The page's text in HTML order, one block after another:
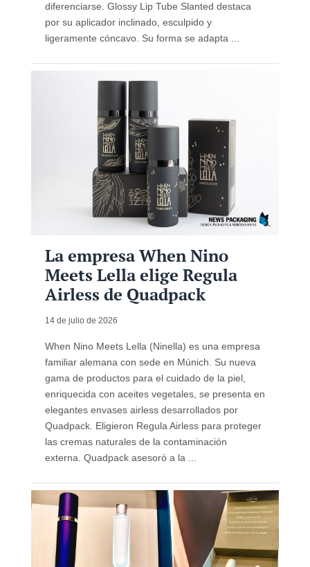
diferenciarse. Glossy Lip Tube Slanted destaca
por su aplicador inclinado, esculpido y
ligeramente cóncavo. Su forma se adapta ...
La empresa When Nino
Meets Lella elige Regula
Airless de Quadpack
14 de julio de 2026
When Nino Meets Lella (Ninella) es una empresa
familiar alemana con sede en Múnich. Su nueva
gama de productos para el cuidado de la piel,
enriquecida con aceites vegetales, se presenta en
elegantes envases airless desarrollados por
Quadpack. Eligieron Regula Airless para proteger
las cremas naturales de la contaminación
externa. Quadpack asesoró a la ...